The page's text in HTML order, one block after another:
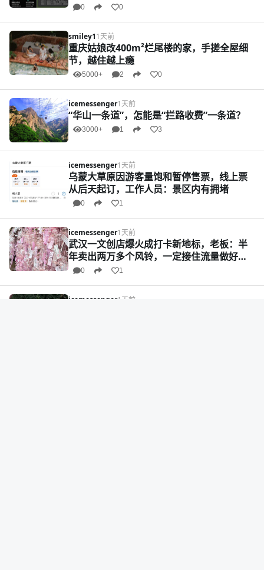
0 0
smiley11天前
重庆姑娘改400m²烂尾楼的家，手搓全屋细
节，越住越上瘾
5000+ 2 0
icemessenger1天前
“华山一条道”，怎能是“拦路收费”一条道？
3000+ 1 3
icemessenger1天前
乌蒙大草原因游客量饱和暂停售票，线上票
从后天起订，工作人员：景区内有拥堵
0 1
icemessenger1天前
武汉一文创店爆火成打卡新地标，老板：半
年卖出两万多个风铃，一定接住流量做好售
后 0 1
icemessenger1天前